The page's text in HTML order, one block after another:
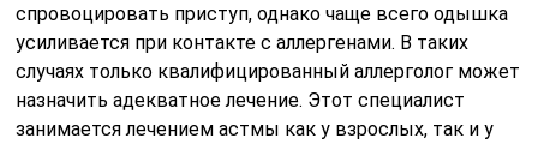
спровоцировать приступ, однако чаще всего одышка
усиливается при контакте с аллергенами. В таких
случаях только квалифицированный аллерголог может
назначить адекватное лечение. Этот специалист
занимается лечением астмы как у взрослых, так и у